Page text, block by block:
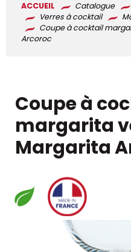
ACCUEIL Catalogue
Verres à cocktail
Coupe à cocktail
Arcoroc
Coupe à
margarita
Margarita